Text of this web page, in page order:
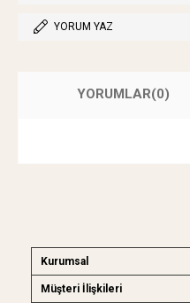
YORUM YAZ
YORUMLAR(0)
Kurumsal
Müşteri İlişkileri